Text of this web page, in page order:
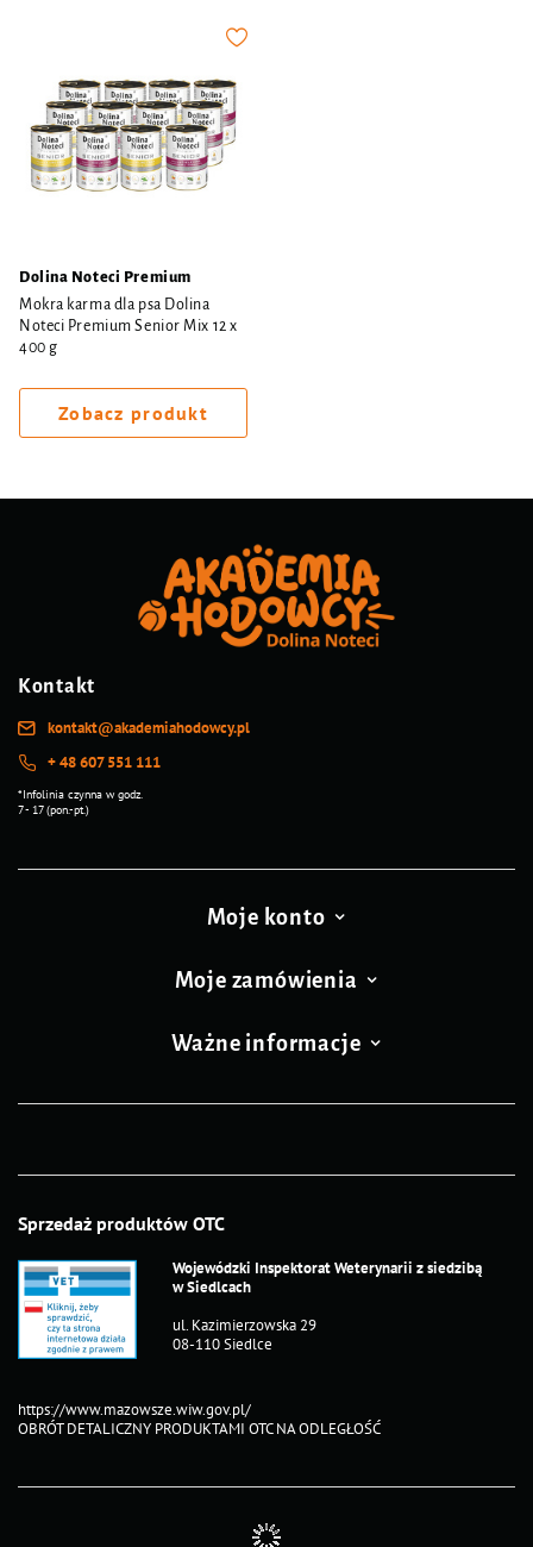
Dolina Noteci Premium
Mokra karma dla psa Dolina
Noteci Premium Senior Mix 12 x
400 g
Zobacz produkt
Kontakt
kontakt@akademiahodowcy.pl
+ 48 607 551 111
*Infolinia czynna w godz.
7 - 17 (pon.-pt.)
Moje konto
Moje zamówienia
Ważne informacje
Sprzedaż produktów OTC
Wojewódzki Inspektorat Weterynarii z siedzibą
w Siedlcach
ul. Kazimierzowska 29
08-110 Siedlce
https://www.mazowsze.wiw.gov.pl/
OBRÓT DETALICZNY PRODUKTAMI OTC NA ODLEGŁOŚĆ